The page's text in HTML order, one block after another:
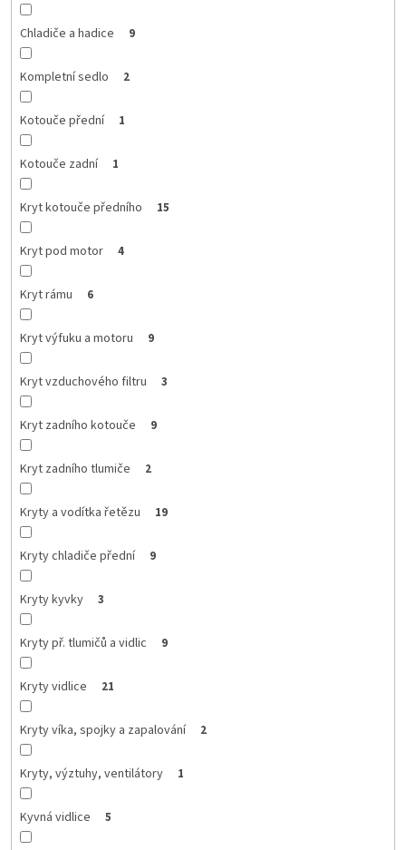
Chladiče a hadice 9
Kompletní sedlo 2
Kotouče přední 1
Kotouče zadní 1
Kryt kotouče předního 15
Kryt pod motor 4
Kryt rámu 6
Kryt výfuku a motoru 9
Kryt vzduchového filtru 3
Kryt zadního kotouče 9
Kryt zadního tlumiče 2
Kryty a vodítka řetězu 19
Kryty chladiče přední 9
Kryty kyvky 3
Kryty př. tlumičů a vidlic 9
Kryty vidlice 21
Kryty víka, spojky a zapalování 2
Kryty, výztuhy, ventilátory 1
Kyvná vidlice 5